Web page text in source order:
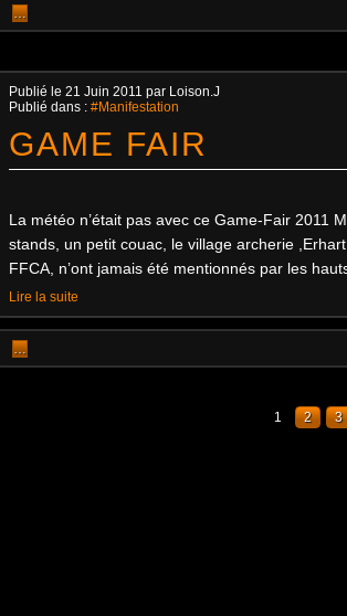
…
Publié le 21 Juin 2011 par Loison.J
Publié dans : #Manifestation
GAME FAIR
La météo n’était pas avec ce Game-Fair 2011
stands, un petit couac, le village archerie
FFCA, n’ont jamais été mentionnés par les
Lire la suite
…
1 2 3